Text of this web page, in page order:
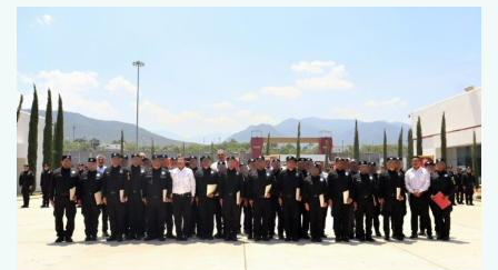
1
Promueve Tamaulipas su
riqueza artesanal y turística en
Entrega SSPT constancias a
egresados del 22 escalón de
Medicina Táctica Policial